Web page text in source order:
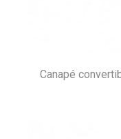
Canapé